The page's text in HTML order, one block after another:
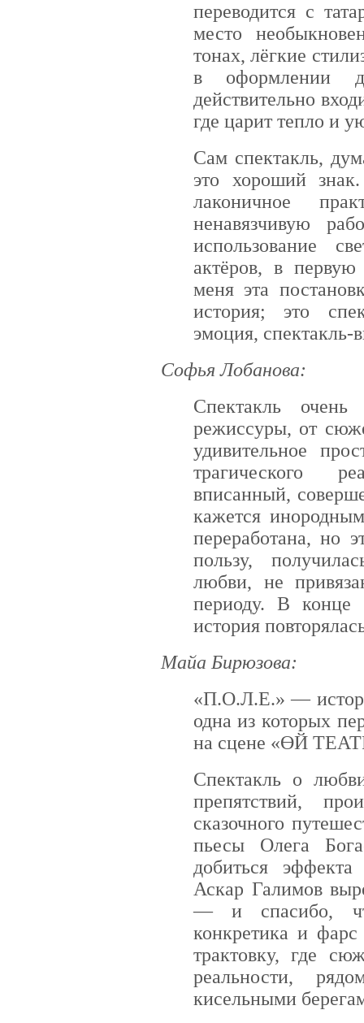
переводится с
место
тонах, лёгкие
в оформлении
действительно
где царит тепло и
Сам спектакль,
это хороший
лаконичное
ненавязчивую
использование
актёров, в
меня эта
история; это
эмоция, спектакль-
Софья Лобанова:
Спектакль
режиссуры, от
удивительное
трагического
вписанный,
кажется
переработана, но
пользу,
любви, не
периоду. В конце
история
Майа Бирюзова:
«П.О.Л.Е.» —
одна из которых
на сцене «ӨЙ
Спектакль о
препятствий,
сказочного
пьесы Олега
добиться
Аскар Галимов
— и спасибо,
конкретика и
трактовку, где
реальности,
кисельными